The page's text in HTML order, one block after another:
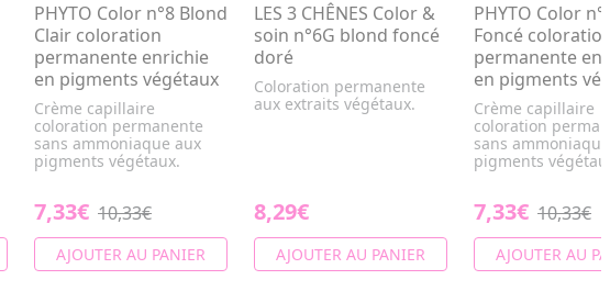
PHYTO Color n°8 Blond
Clair coloration
permanente enrichie
en pigments végétaux
Crème capillaire
coloration permanente
sans ammoniaque aux
pigments végétaux.
7,33€ 10,33€
AJOUTER AU PANIER
LES 3 CHÊNES Color &
soin n°6G blond foncé
doré
Coloration permanente
aux extraits végétaux.
8,29€
AJOUTER AU PANIER
PHYTO Color
Foncé
permanente
en pigments
Crème capillaire
coloration
sans
pigments
7,33€ 10,33€
AJOUTER AU